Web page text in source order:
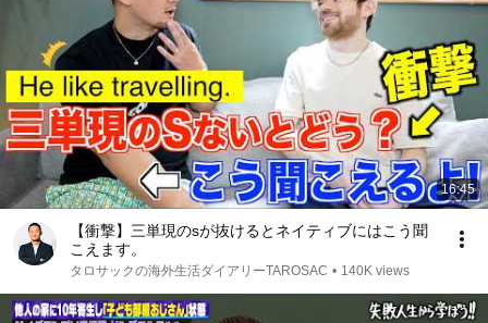
16:45
【衝撃】三単現のsが抜けるとネイティブにはこう聞
こえます。
タロサックの海外生活ダイアリーTAROSAC • 140K views